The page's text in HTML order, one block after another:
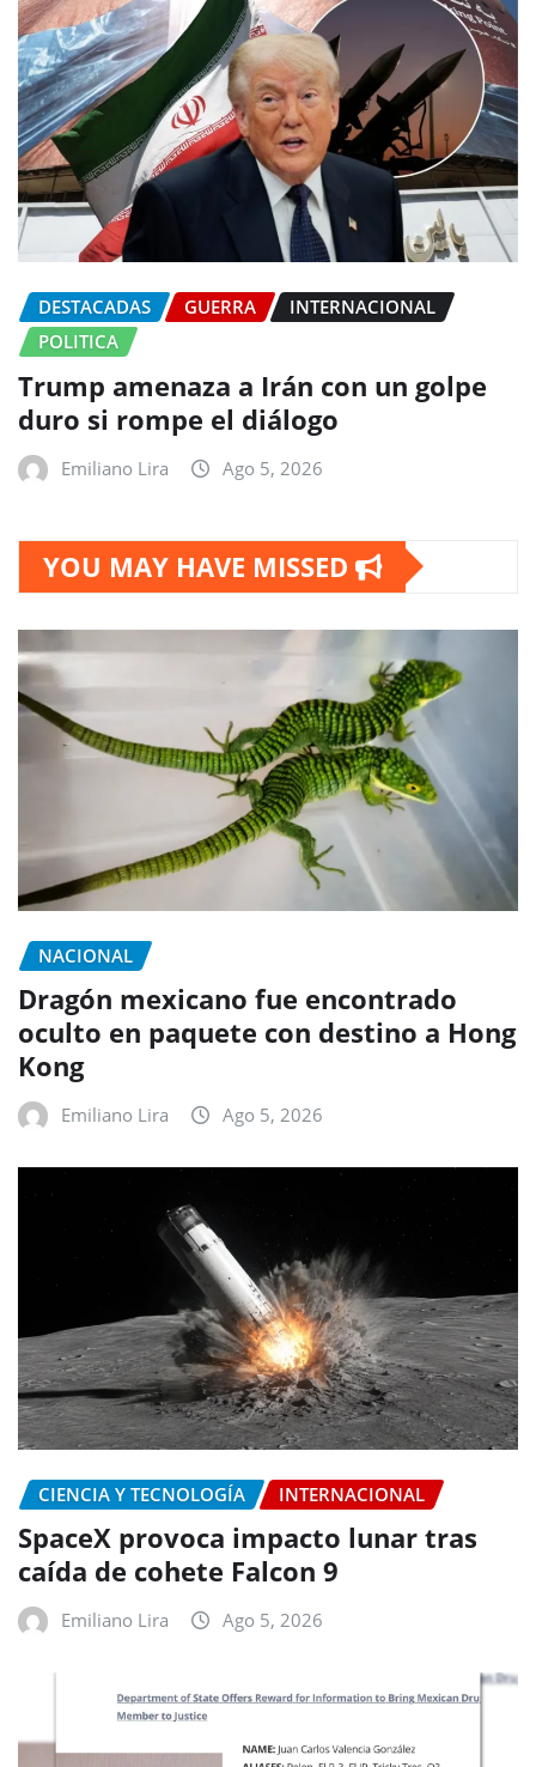
DESTACADAS GUERRA
INTERNACIONAL
POLITICA
Trump amenaza a Irán con un golpe
duro si rompe el diálogo
Emiliano Lira Ago 5, 2026
YOU MAY HAVE MISSED
NACIONAL
Dragón mexicano fue encontrado
oculto en paquete con destino a Hong
Kong
Emiliano Lira Ago 5, 2026
CIENCIA Y TECNOLOGÍA INTERNACIONAL
SpaceX provoca impacto lunar tras
caída de cohete Falcon 9
Emiliano Lira Ago 5, 2026